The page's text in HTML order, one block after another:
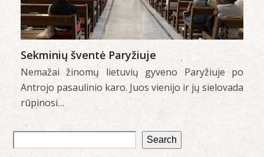
Sekminių šventė Paryžiuje
Nemažai žinomų lietuvių gyveno Paryžiuje po
Antrojo pasaulinio karo. Juos vienijo ir jų sielovada
rūpinosi…
Search